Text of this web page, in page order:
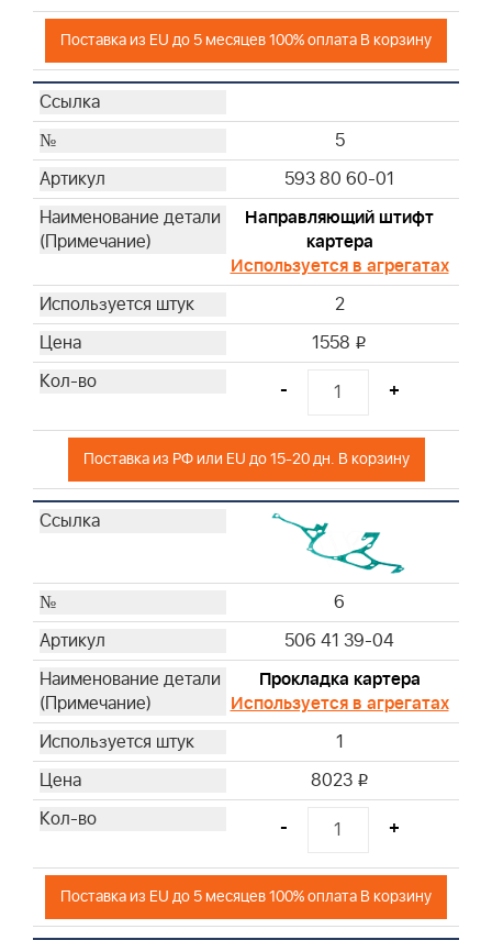
Поставка из EU до 5 месяцев 100% оплата В корзину
5
593 80 60-01
Направляющий штифт
картера
Используется в агрегатах
2
1558 i
- +
Поставка из РФ или EU до 15-20 дн. В корзину
6
506 41 39-04
Прокладка картера
Используется в агрегатах
1
8023 i
- +
Поставка из EU до 5 месяцев 100% оплата В корзину